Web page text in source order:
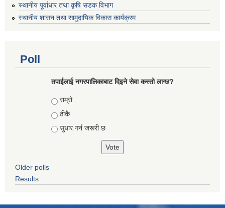
स्थानीय पूर्वाधार तथा कृषि सडक विभाग
स्थानीय शासन तथा सामुदायिक विकास कार्यक्रम
Poll
तपाईलाई नगरपालिकाबाट दिइने सेवा कस्तो लाग्छ?
Choices
राम्रो
ठीकै
सुधार गर्न जरूरी छ
Older polls
Results